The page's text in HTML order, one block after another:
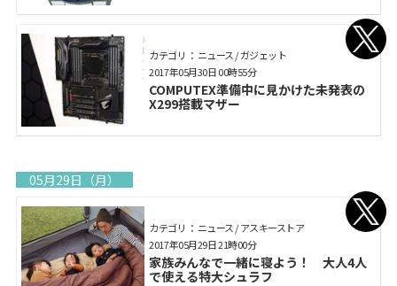
カテゴリ： ニュース / ガジェット
COMPUTEX準備中に見かけた未発表の
X299搭載マザー
2017年05月30日 00時55分
05月29日（月）
カテゴリ： ニュース / アスキーストア
家族みんなで一緒に寝よう！ 大人4人
で使える特大シュラフ
2017年05月29日 21時00分